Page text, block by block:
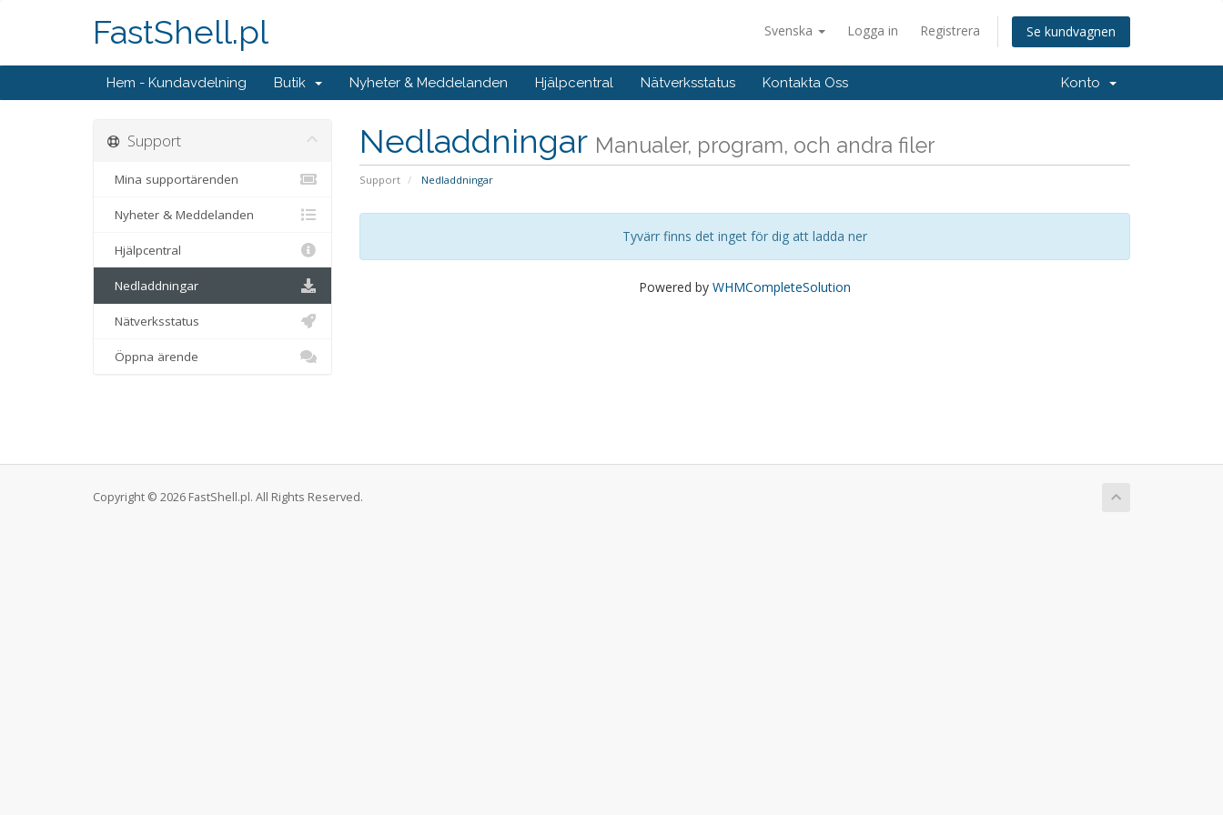
Svenska Logga in Registrera Se kundvagnen
FastShell.pl
Hem - Kundavdelning Butik Nyheter & Meddelanden Hjälpcentral Nätverksstatus Kontakta Oss Konto
Nedladdningar Manualer, program, och andra filer
Support Nedladdningar
Tyvärr finns det inget för dig att ladda ner
Powered by WHMCompleteSolution
Support
Mina supportärenden
Nyheter & Meddelanden
Hjälpcentral
Nedladdningar
Nätverksstatus
Öppna ärende
Copyright © 2026 FastShell.pl. All Rights Reserved.